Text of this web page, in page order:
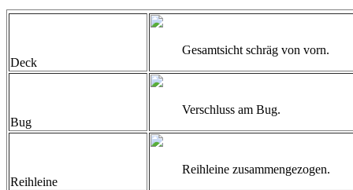
Deck
Gesamtsicht schräg von vorn.
Bug
Verschluss am Bug.
Reihleine
Reihleine zusammengezogen.